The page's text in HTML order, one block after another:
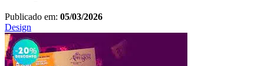
Publicado em: 05/03/2026
Design